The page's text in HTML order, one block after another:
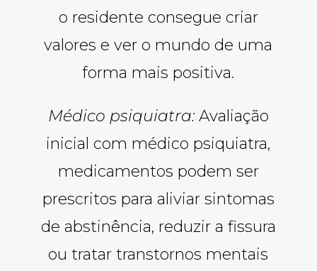
o residente consegue criar
valores e ver o mundo de uma
forma mais positiva.
Médico psiquiatra:Avaliação
inicial com médico psiquiatra,
medicamentos podem ser
prescritos para aliviar sintomas
de abstinência, reduzir a fissura
ou tratar transtornos mentais